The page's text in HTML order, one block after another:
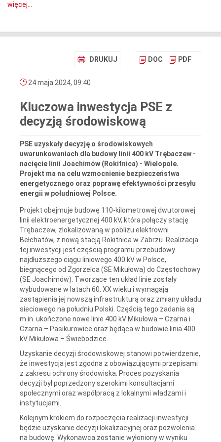
więcej...
DRUKUJ DOC PDF
24 maja 2024, 09:40
Kluczowa inwestycja PSE z
decyzją środowiskową
PSE uzyskały decyzję o środowiskowych
uwarunkowaniach dla budowy linii 400 kV Trębaczew -
nacięcie linii Joachimów (Rokitnica) - Wielopole.
Projekt ma na celu wzmocnienie bezpieczeństwa
energetycznego oraz poprawę efektywności przesyłu
energii w południowej Polsce.
Projekt obejmuje budowę 110-kilometrowej dwutorowej
linii elektroenergetycznej 400 kV, która połączy stację
Trębaczew, zlokalizowaną w pobliżu elektrowni
Bełchatów, z nową stacją Rokitnica w Zabrzu. Realizacja
tej inwestycji jest częścią programu przebudowy
najdłuższego ciągu liniowego 400 kV w Polsce,
biegnącego od Zgorzelca (SE Mikułowa) do Częstochowy
(SE Joachimów). Tworzące ten układ linie zostały
wybudowane w latach 60. XX wieku i wymagają
zastąpienia jej nowszą infrastrukturą oraz zmiany układu
sieciowego na południu Polski. Częścią tego zadania są
m.in. ukończone nowe linie 400 kV Mikułowa – Czarna i
Czarna – Pasikurowice oraz będąca w budowie linia 400
kV Mikułowa – Świebodzice.
Uzyskanie decyzji środowiskowej stanowi potwierdzenie,
że inwestycja jest zgodna z obowiązującymi przepisami
z zakresu ochrony środowiska. Proces pozyskania
decyzji był poprzedzony szerokimi konsultacjami
społecznymi oraz współpracą z lokalnymi władzami i
instytucjami.
Kolejnym krokiem do rozpoczęcia realizacji inwestycji
będzie uzyskanie decyzji lokalizacyjnej oraz pozwolenia
na budowę. Wykonawca zostanie wyłoniony w wyniku